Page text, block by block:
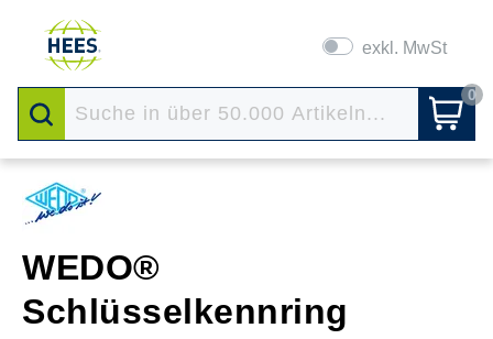
exkl. MwSt
0
WEDO®
Schlüsselkennring